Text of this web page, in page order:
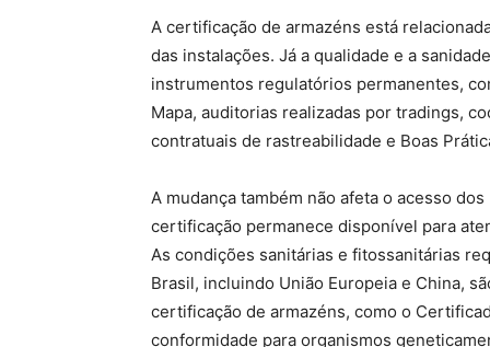
A certificação de armazéns está
das instalações. Já a qualidade e a
instrumentos regulatórios permanentes,
Mapa, auditorias realizadas por tradings,
contratuais de rastreabilidade e Boas
A mudança também não afeta o acesso
certificação permanece disponível para
As condições sanitárias e fitossanitárias
Brasil, incluindo União Europeia e China,
certificação de armazéns, como o
conformidade para organismos